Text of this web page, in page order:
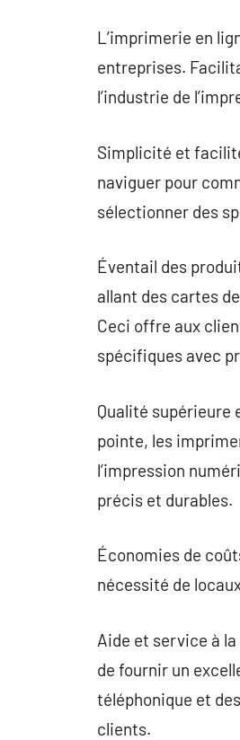
L’imprimerie en
entreprises.
l’industrie de
Simplicité et
naviguer pour
sélectionner des
Éventail des
allant des cartes
Ceci offre aux
spécifiques avec
Qualité supérieure
pointe, les
l’impression
précis et durables.
Économies de
nécessité de
Aide et service à
de fournir un
téléphonique et
clients.